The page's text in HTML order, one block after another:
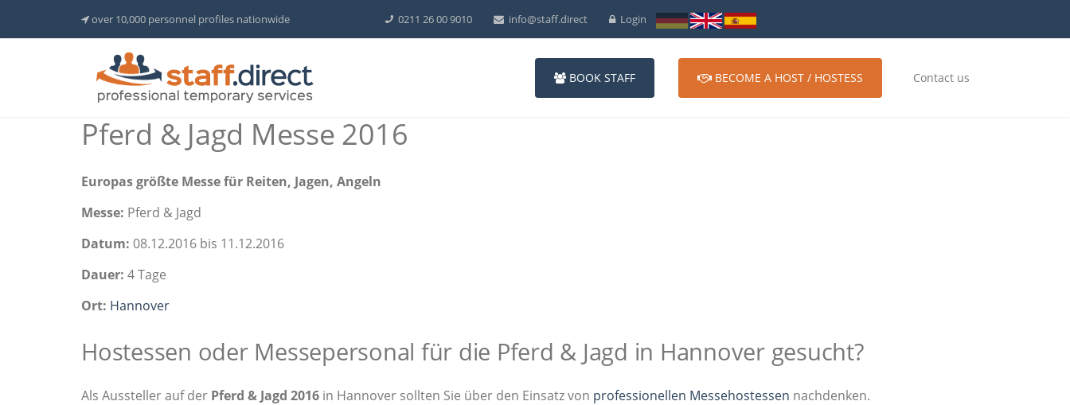
over 10,000 personnel profiles nationwide 0211 26 00 9010 info@staff.direct Login
BOOK STAFF BECOME A HOST / HOSTESS Contact us
Pferd & Jagd Messe 2016
Europas größte Messe für Reiten, Jagen, Angeln
Messe: Pferd & Jagd
Datum: 08.12.2016 bis 11.12.2016
Dauer: 4 Tage
Ort: Hannover
Hostessen oder Messepersonal für die Pferd & Jagd in Hannover gesucht?
Als Aussteller auf der Pferd & Jagd 2016 in Hannover sollten Sie über den Einsatz von professionellen Messehostessen nachdenken.